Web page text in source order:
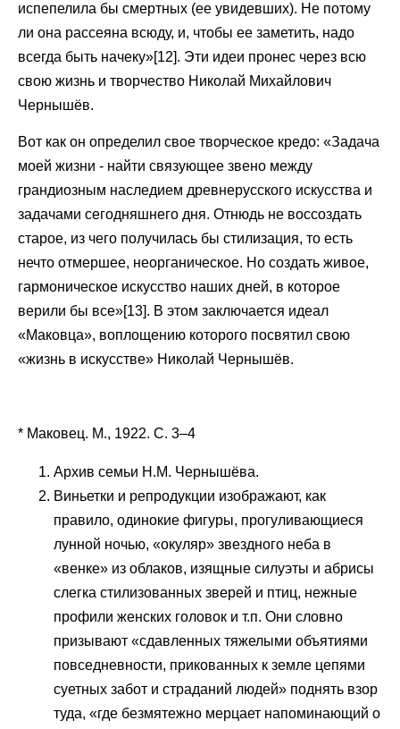
испепелила бы смертных (ее увидевших). Не потому
ли она рассеяна всюду, и, чтобы ее заметить, надо
всегда быть начеку»[12]. Эти идеи пронес через всю
свою жизнь и творчество Николай Михайлович
Чернышёв.
Вот как он определил свое творческое кредо: «Задача
моей жизни - найти связующее звено между
грандиозным наследием древнерусского искусства и
задачами сегодняшнего дня. Отнюдь не воссоздать
старое, из чего получилась бы стилизация, то есть
нечто отмершее, неорганическое. Но создать живое,
гармоническое искусство наших дней, в которое
верили бы все»[13]. В этом заключается идеал
«Маковца», воплощению которого посвятил свою
«жизнь в искусстве» Николай Чернышёв.
* Маковец. М., 1922. С. 3–4
Архив семьи Н.М. Чернышёва.
Виньетки и репродукции изображают, как
правило, одинокие фигуры, прогуливающиеся
лунной ночью, «окуляр» звездного неба в
«венке» из облаков, изящные силуэты и абрисы
слегка стилизованных зверей и птиц, нежные
профили женских головок и т.п. Они словно
призывают «сдавленных тяжелыми объятиями
повседневности, прикованных к земле цепями
суетных забот и страданий людей» поднять взор
туда, «где безмятежно мерцает напоминающий о